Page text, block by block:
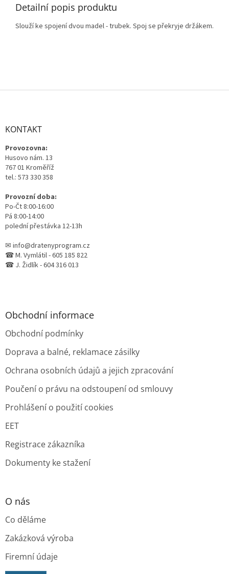
Detailní popis produktu
Slouží ke spojení dvou madel - trubek. Spoj se překryje držákem.
Z
KONTAKT
Provozovna:
Husovo nám. 13
767 01 Kroměříž
tel.: 573 330 358
Provozní doba:
Po-Čt 8:00-16:00
Pá 8:00-14:00
polední přestávka 12-13h
✉ info@dratenyprogram.cz
☎ M. Vymlátil - 605 185 822
☎ J. Židlík - 604 316 013
Obchodní informace
Obchodní podmínky
Doprava a balné, reklamace zásilky
Ochrana osobních údajů a jejich zpracování
Poučení o právu na odstoupení od smlouvy
Prohlášení o použití cookies
EET
Registrace zákazníka
Dokumenty ke stažení
O nás
Co děláme
Zakázková výroba
Firemní údaje